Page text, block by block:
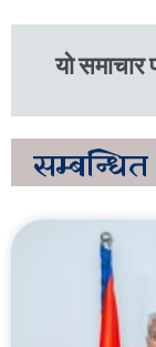
यो
सम्बन्धित